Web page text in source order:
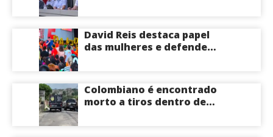
David Reis destaca papel
das mulheres e defende
Almeida ao Governo do
Amazonas
Colombiano é encontrado
morto a tiros dentro de